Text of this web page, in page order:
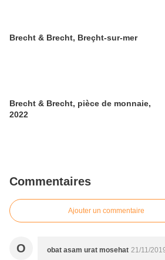
Brecht & Brecht, Breçht-sur-mer
Brecht & Brecht, pièce de monnaie,
2022
Commentaires
Ajouter un commentaire
O obat asam urat mosehat 21/11/